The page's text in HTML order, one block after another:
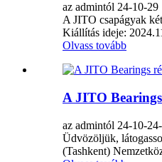
az admintól 24-10-29
A JITO csapágyak
Kiállítás ideje:
Olvass tovább
A JITO
az admintól 24-10-
Üdvözöljük,
(Tashkent)